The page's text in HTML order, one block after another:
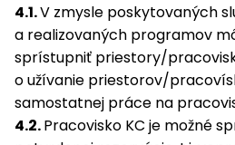
4.1.V zmysle poskytovaných
a realizovaných programov
sprístupniť priestory/
o užívanie priestorov/
samostatnej práce na
4.2.Pracovisko KC je možné